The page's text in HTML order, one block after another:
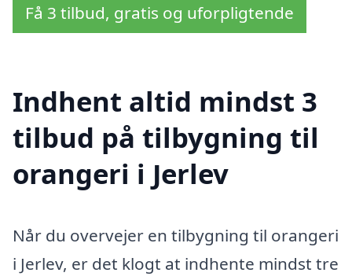
Få 3 tilbud, gratis og uforpligtende
Indhent altid mindst 3
tilbud på tilbygning til
orangeri i Jerlev
Når du overvejer en tilbygning til orangeri
i Jerlev, er det klogt at indhente mindst tre